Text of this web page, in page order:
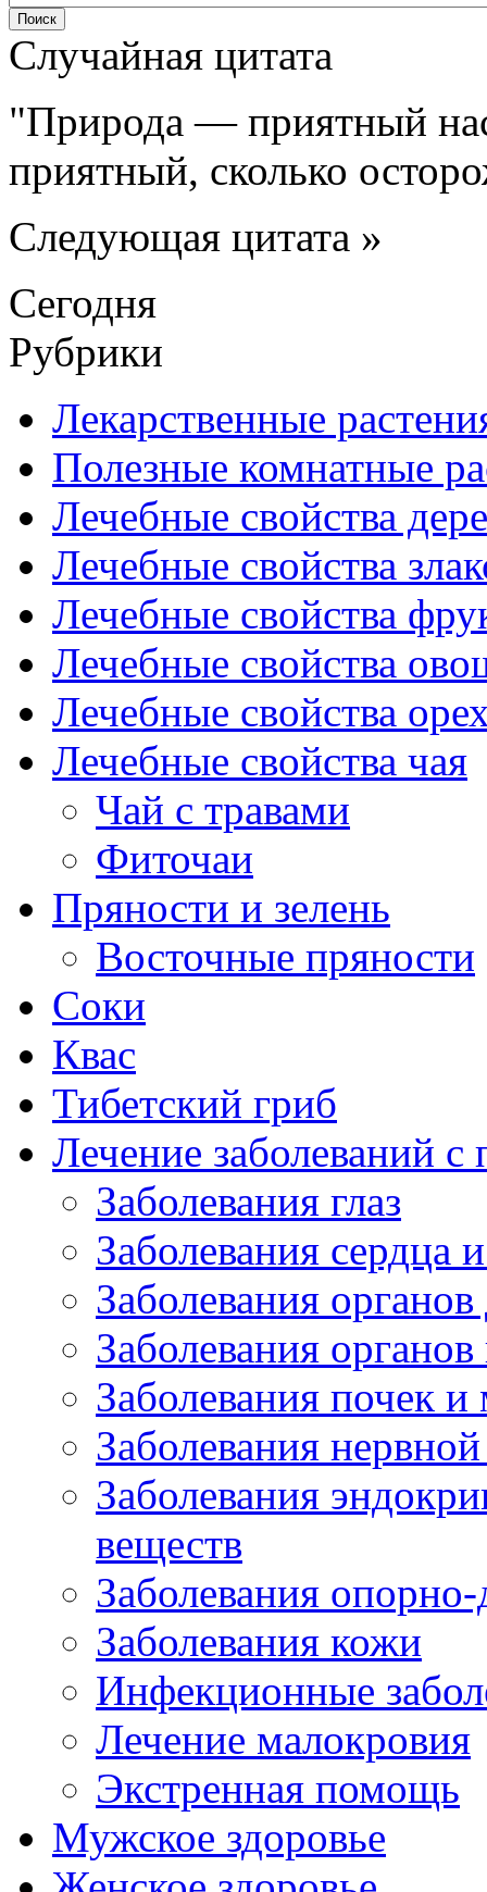
Случайная цитата
Природа — приятный
приятный, сколько
Следующая цитата »
Сегодня
Рубрики
Лекарственные
Полезные комнатные
Лечебные свойства
Лечебные свойства
Лечебные свойства
Лечебные свойства
Лечебные свойства
Лечебные свойства чая
Чай с травами
Фиточаи
Пряности и зелень
Восточные пряности
Соки
Квас
Тибетский гриб
Лечение заболеваний
Заболевания глаз
Заболевания сердца
Заболевания
Заболевания
Заболевания почек
Заболевания
Заболевания
веществ
Заболевания опорно-
Заболевания кожи
Инфекционные
Лечение малокровия
Экстренная помощь
Мужское здоровье